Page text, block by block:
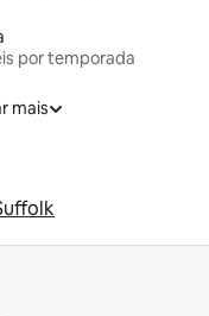
por temporada
mais